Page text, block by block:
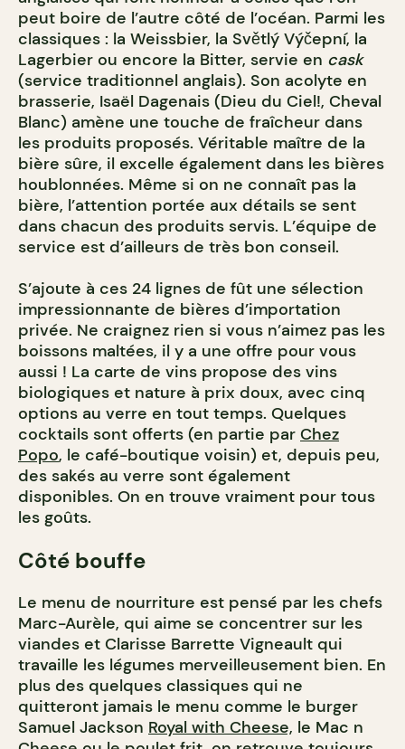
peut boire de l’autre côté de l’océan. Parmi les
classiques : la Weissbier, la Světlý Výčepní, la
Lagerbier ou encore la Bitter, servie en cask
(service traditionnel anglais). Son acolyte en
brasserie, Isaël Dagenais (Dieu du Ciel!, Cheval
Blanc) amène une touche de fraîcheur dans
les produits proposés. Véritable maître de la
bière sûre, il excelle également dans les bières
houblonnées. Même si on ne connaît pas la
bière, l’attention portée aux détails se sent
dans chacun des produits servis. L’équipe de
service est d’ailleurs de très bon conseil.
S’ajoute à ces 24 lignes de fût une sélection
impressionnante de bières d’importation
privée. Ne craignez rien si vous n’aimez pas les
boissons maltées, il y a une offre pour vous
aussi ! La carte de vins propose des vins
biologiques et nature à prix doux, avec cinq
options au verre en tout temps. Quelques
cocktails sont offerts (en partie par Chez
Popo, le café-boutique voisin) et, depuis peu,
des sakés au verre sont également
disponibles. On en trouve vraiment pour tous
les goûts.
Côté bouffe
Le menu de nourriture est pensé par les chefs
Marc-Aurèle, qui aime se concentrer sur les
viandes et Clarisse Barrette Vigneault qui
travaille les légumes merveilleusement bien. En
plus des quelques classiques qui ne
quitteront jamais le menu comme le burger
Samuel Jackson Royal with Cheese, le Mac n